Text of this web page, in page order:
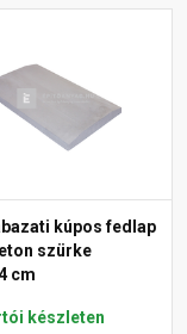
kúpos fedlap
szürke
cm
készleten